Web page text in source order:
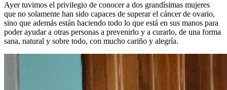
Ayer tuvimos el privilegio de conocer a dos grandísimas mujeres
que no solamente han sido capaces de superar el cáncer de ovario,
sino que además están haciendo todo lo que está en sus manos para
poder ayudar a otras personas a prevenirlo y a curarlo, de una forma
sana, natural y sobre todo, con mucho cariño y alegría.